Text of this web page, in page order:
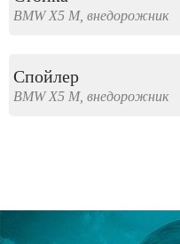
BMWX5 M, внедорожник
Спойлер
BMWX5 M, внедорожник